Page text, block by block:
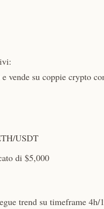
vende su coppie crypto
USDT
di $5,000
trend su timeframe